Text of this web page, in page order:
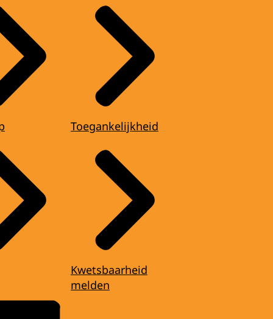
Toegankelijkheid
Kwetsbaarheid
melden